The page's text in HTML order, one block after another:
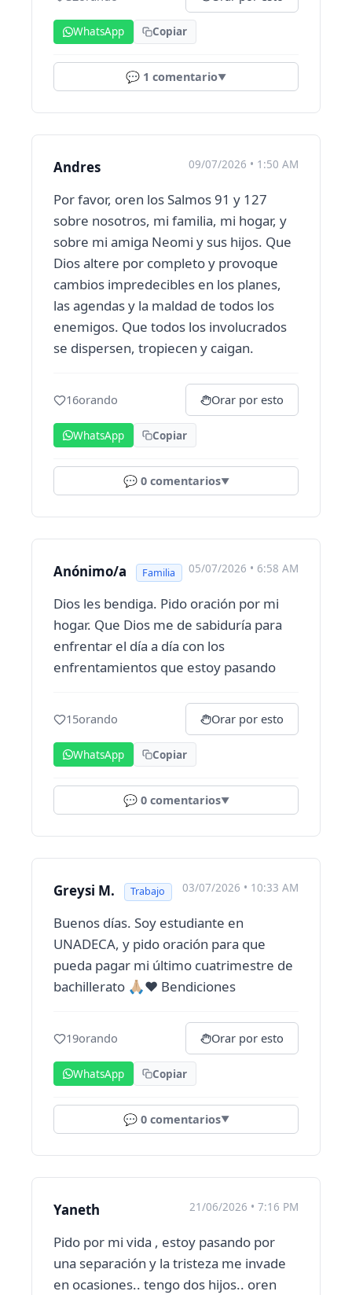
WhatsApp Copiar
💬 1 comentario▼
Andres 09/07/2026 • 1:50 AM
Por favor, oren los Salmos 91 y 127
sobre nosotros, mi familia, mi hogar, y
sobre mi amiga Neomi y sus hijos. Que
Dios altere por completo y provoque
cambios impredecibles en los planes,
las agendas y la maldad de todos los
enemigos. Que todos los involucrados
se dispersen, tropiecen y caigan.
16orando Orar por esto
WhatsApp Copiar
💬 0comentarios▼
Anónimo/a Familia 05/07/2026 • 6:58 AM
Dios les bendiga. Pido oración por mi
hogar. Que Dios me de sabiduría para
enfrentar el día a día con los
enfrentamientos que estoy pasando
15orando Orar por esto
WhatsApp Copiar
💬 0comentarios▼
Greysi M. Trabajo 03/07/2026 • 10:33 AM
Buenos días. Soy estudiante en
UNADECA, y pido oración para que
pueda pagar mi último cuatrimestre de
bachillerato 🙏🏼❤️ Bendiciones
19orando Orar por esto
WhatsApp Copiar
💬 0comentarios▼
Yaneth 21/06/2026 • 7:16 PM
Pido por mi vida , estoy pasando por
una separación y la tristeza me invade
en ocasiones.. tengo dos hijos.. oren